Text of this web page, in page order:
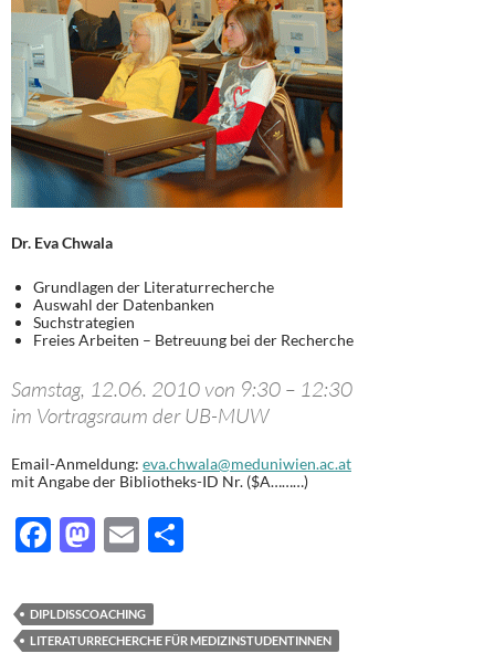
Dr. Eva Chwala
Grundlagen der Literaturrecherche
Auswahl der Datenbanken
Suchstrategien
Freies Arbeiten – Betreuung bei der Recherche
Samstag, 12.06. 2010 von 9:30 – 12:30
im Vortragsraum der UB-MUW
Email-Anmeldung: eva.chwala@meduniwien.ac.at
mit Angabe der Bibliotheks-ID Nr. ($A………)
F
e
b
M
to
d
E
ail
n
DIPLDISSCOACHING
LITERATURRECHERCHE FÜR MEDIZINSTUDENTINNEN